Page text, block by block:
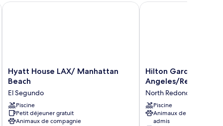
Bay
Hyatt
House
Manhattan
Beach
El
Segundo
Hyatt House LAX/ Manhattan
Beach
El Segundo
Piscine
Petit déjeuner gratuit
Animaux de compagnie
Hyatt House LAX/ Manhattan Beach
Hilton
Garden
Los
Angeles/Redondo
Beach
North
Hilton Garden Inn
Angeles/Redondo
North Redondo
Piscine
Animaux de compagnie
admis
Hilton Garden Inn Los